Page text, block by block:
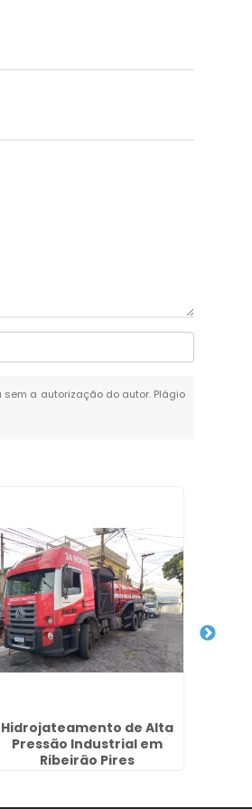
a autorização do autor. Plágio
Hidrojateamento de Alta
Pressão Industrial em
Ribeirão Pires